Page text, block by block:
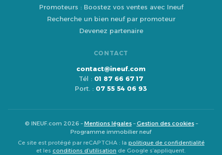
Promoteurs : Boostez vos ventes avec Ineuf
Recherche un bien neuf par promoteur
Devenez partenaire
CONTACT
contact@ineuf.com
Tél : 01 87 66 67 17
Port. : 07 55 54 06 93
© INEUF.com 2026 –Mentions légales–Gestion des cookies–
Programme immobilier neuf
Ce site est protégé par reCAPTCHA : la politique de confidentialité
et les conditions d’utilisation de Google s’appliquent.